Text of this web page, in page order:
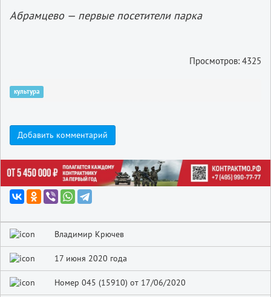
Абрамцево — первые посетители парка
Просмотров: 4325
культура
Добавить комментарий
Владимир Крючев
17 июня 2020 года
Номер 045 (15910) от 17/06/2020